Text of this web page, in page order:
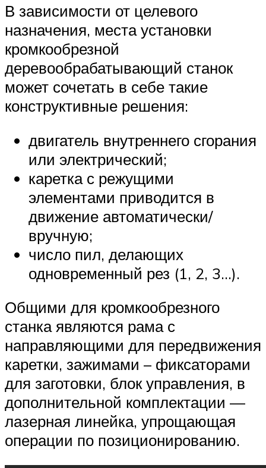
В зависимости от целевого
назначения, места установки
кромкообрезной
деревообрабатывающий станок
может сочетать в себе такие
конструктивные решения:
двигатель внутреннего сгорания
или электрический;
каретка с режущими
элементами приводится в
движение автоматически/
вручную;
число пил, делающих
одновременный рез (1, 2, 3…).
Общими для кромкообрезного
станка являются рама с
направляющими для передвижения
каретки, зажимами – фиксаторами
для заготовки, блок управления, в
дополнительной комплектации —
лазерная линейка, упрощающая
операции по позиционированию.